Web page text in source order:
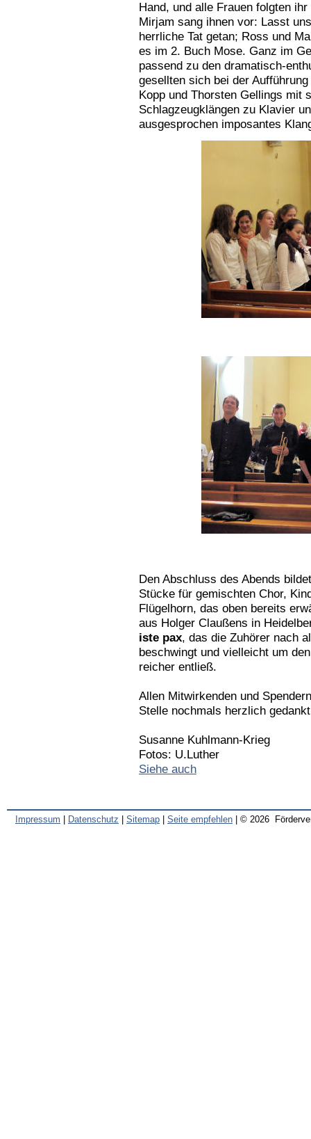
Hand, und alle Frauen folgten
Mirjam sang ihnen vor: Lasst
herrliche Tat getan; Ross und
es im 2. Buch Mose. Ganz im
passend zu den dramatisch-
gesellten sich bei der
Kopp und Thorsten Gellings mit
Schlagzeugklängen zu Klavier
ausgesprochen imposantes
Den Abschluss des Abends
Stücke für gemischten Chor,
Flügelhorn, das oben bereits
aus Holger Claußens in
iste pax, das die Zuhörer nach
beschwingt und vielleicht um
reicher entließ.
Allen Mitwirkenden und
Stelle nochmals herzlich
Susanne Kuhlmann-Krieg
Fotos: U.Luther
Siehe auch
Impressum Datenschutz Sitemap Seite empfehlen | © 2026